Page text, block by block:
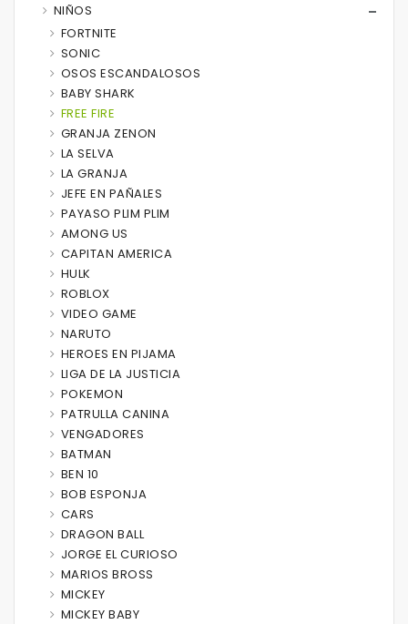
NIÑOS
FORTNITE
SONIC
OSOS ESCANDALOSOS
BABY SHARK
FREE FIRE
GRANJA ZENON
LA SELVA
LA GRANJA
JEFE EN PAÑALES
PAYASO PLIM PLIM
AMONG US
CAPITAN AMERICA
HULK
ROBLOX
VIDEO GAME
NARUTO
HEROES EN PIJAMA
LIGA DE LA JUSTICIA
POKEMON
PATRULLA CANINA
VENGADORES
BATMAN
BEN 10
BOB ESPONJA
CARS
DRAGON BALL
JORGE EL CURIOSO
MARIOS BROSS
MICKEY
MICKEY BABY